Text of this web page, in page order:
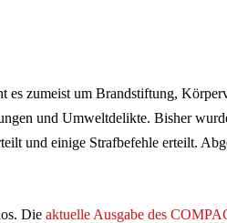
es zumeist um Brandstiftung,
und Umweltdelikte. Bisher
und einige Strafbefehle erteilt.
Die aktuelle Ausgabe des